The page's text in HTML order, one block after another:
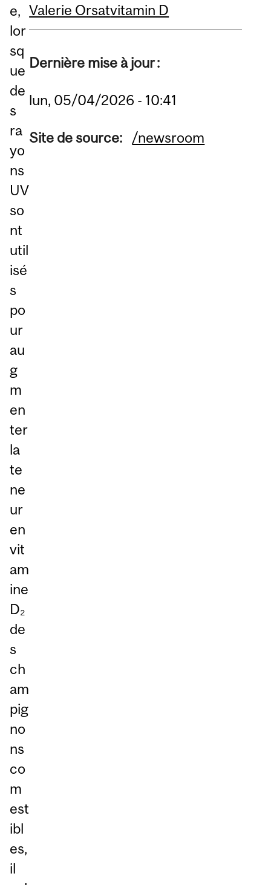
e,
lor
sq
ue
de
s
ra
yo
ns
UV
so
nt
util
isé
s
po
ur
au
g
m
en
ter
la
te
ne
ur
en
vit
am
ine
D₂
de
s
ch
am
pig
no
ns
co
m
est
ibl
es,
il
Valerie Orsatvitamin D
Dernière mise à jour :
lun, 05/04/2026 - 10:41
Site de source: /newsroom